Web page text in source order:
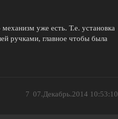
уже есть. Т.е. установка
ручками, главное чтобы была
07.Декабрь.2014 10:53:10
7